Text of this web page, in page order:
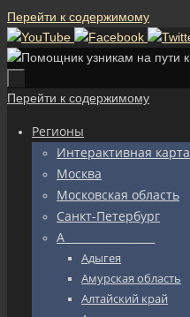
Перейти к содержимому
Перейти к содержимому
Регионы
Интерактивная карта
Москва
Московская область
Санкт-Петербург
А_________________
Адыгея
Амурская область
Алтайский край